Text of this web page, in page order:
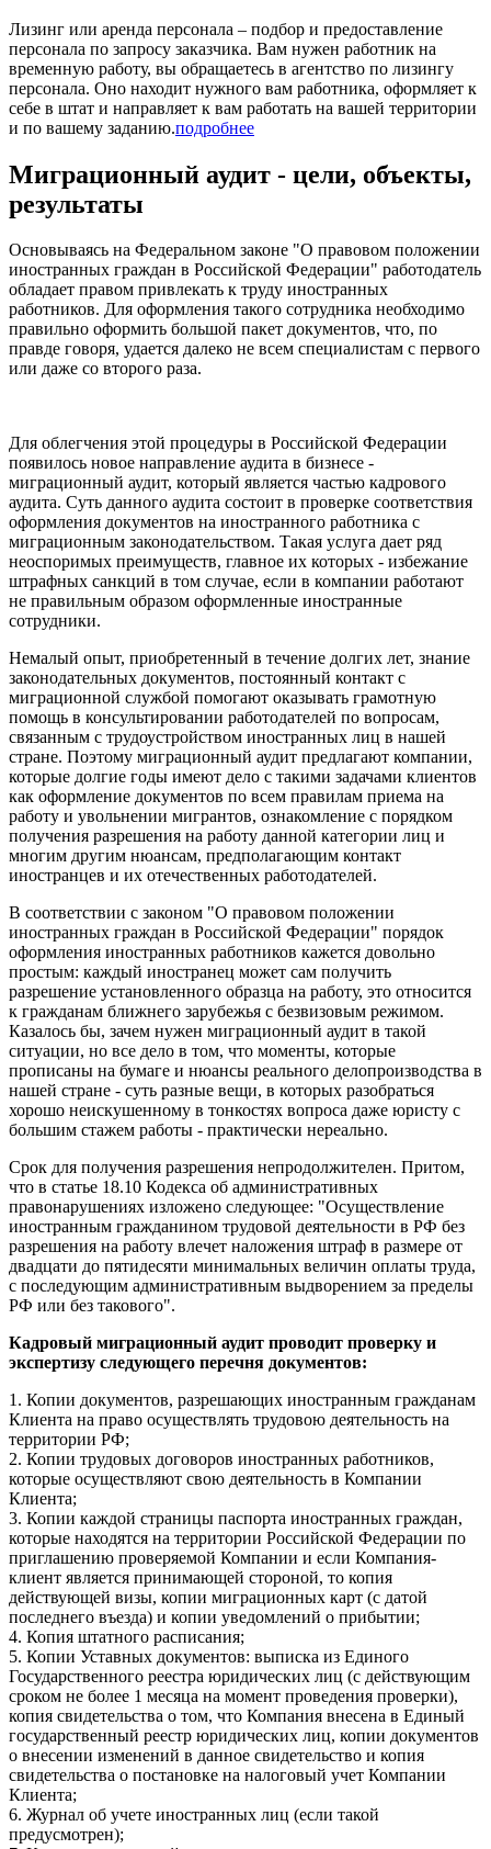
Лизинг или аренда персонала – подбор и предоставление
персонала по запросу заказчика. Вам нужен работник на
временную работу, вы обращаетесь в агентство по лизингу
персонала. Оно находит нужного вам работника, оформляет к
себе в штат и направляет к вам работать на вашей территории
и по вашему заданию.подробнее
Миграционный аудит - цели, объекты,
результаты
Основываясь на Федеральном законе "О правовом положении
иностранных граждан в Российской Федерации" работодатель
обладает правом привлекать к труду иностранных
работников. Для оформления такого сотрудника необходимо
правильно оформить большой пакет документов, что, по
правде говоря, удается далеко не всем специалистам с первого
или даже со второго раза.
Для облегчения этой процедуры в Российской Федерации
появилось новое направление аудита в бизнесе -
миграционный аудит, который является частью кадрового
аудита. Суть данного аудита состоит в проверке соответствия
оформления документов на иностранного работника с
миграционным законодательством. Такая услуга дает ряд
неоспоримых преимуществ, главное их которых - избежание
штрафных санкций в том случае, если в компании работают
не правильным образом оформленные иностранные
сотрудники.
Немалый опыт, приобретенный в течение долгих лет, знание
законодательных документов, постоянный контакт с
миграционной службой помогают оказывать грамотную
помощь в консультировании работодателей по вопросам,
связанным с трудоустройством иностранных лиц в нашей
стране. Поэтому миграционный аудит предлагают компании,
которые долгие годы имеют дело с такими задачами клиентов
как оформление документов по всем правилам приема на
работу и увольнении мигрантов, ознакомление с порядком
получения разрешения на работу данной категории лиц и
многим другим нюансам, предполагающим контакт
иностранцев и их отечественных работодателей.
В соответствии с законом "О правовом положении
иностранных граждан в Российской Федерации" порядок
оформления иностранных работников кажется довольно
простым: каждый иностранец может сам получить
разрешение установленного образца на работу, это относится
к гражданам ближнего зарубежья с безвизовым режимом.
Казалось бы, зачем нужен миграционный аудит в такой
ситуации, но все дело в том, что моменты, которые
прописаны на бумаге и нюансы реального делопроизводства в
нашей стране - суть разные вещи, в которых разобраться
хорошо неискушенному в тонкостях вопроса даже юристу с
большим стажем работы - практически нереально.
Срок для получения разрешения непродолжителен. Притом,
что в статье 18.10 Кодекса об административных
правонарушениях изложено следующее: "Осуществление
иностранным гражданином трудовой деятельности в РФ без
разрешения на работу влечет наложения штраф в размере от
двадцати до пятидесяти минимальных величин оплаты труда,
с последующим административным выдворением за пределы
РФ или без такового".
Кадровый миграционный аудит проводит проверку и
экспертизу следующего перечня документов:
1. Копии документов, разрешающих иностранным гражданам
Клиента на право осуществлять трудовою деятельность на
территории РФ;
2. Копии трудовых договоров иностранных работников,
которые осуществляют свою деятельность в Компании
Клиента;
3. Копии каждой страницы паспорта иностранных граждан,
которые находятся на территории Российской Федерации по
приглашению проверяемой Компании и если Компания-
клиент является принимающей стороной, то копия
действующей визы, копии миграционных карт (с датой
последнего въезда) и копии уведомлений о прибытии;
4. Копия штатного расписания;
5. Копии Уставных документов: выписка из Единого
Государственного реестра юридических лиц (с действующим
сроком не более 1 месяца на момент проведения проверки),
копия свидетельства о том, что Компания внесена в Единый
государственный реестр юридических лиц, копии документов
о внесении изменений в данное свидетельство и копия
свидетельства о постановке на налоговый учет Компании
Клиента;
6. Журнал об учете иностранных лиц (если такой
предусмотрен);